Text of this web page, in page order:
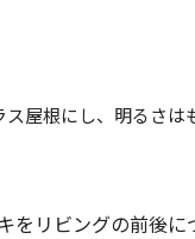
屋根にし、明るさ
リビングの前後